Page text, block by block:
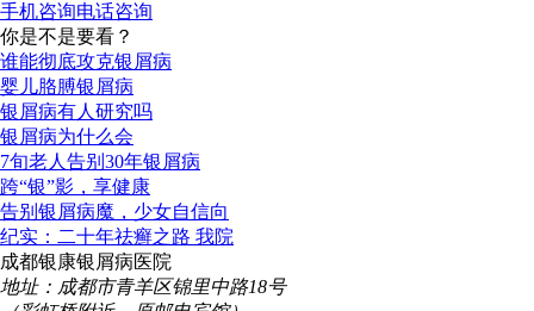
手机咨询电话咨询
你是不是要看？
谁能彻底攻克银屑病
婴儿胳膊银屑病
银屑病有人研究吗
银屑病为什么会
7旬老人告别30年银屑病
跨“银”影，享健康
告别银屑病魔，少女自信向
纪实：二十年祛癣之路 我院
成都银康银屑病医院
地址：成都市青羊区锦里中路18号